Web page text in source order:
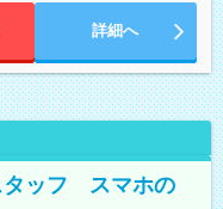
詳細へ
タッフ スマホの